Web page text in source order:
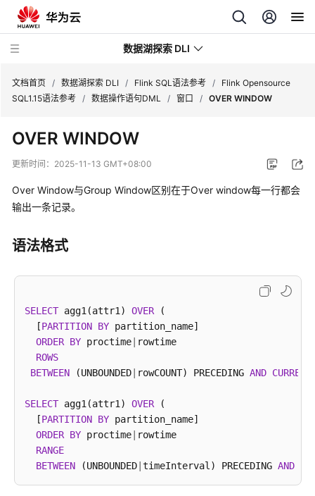
数据湖探索 DLI
新
动
服
公
告
介
费
明
门
文档首页 / 数据湖探索 DLI / Flink SQL语法参考 /
Flink Opensource
SQL1.15语法参考 / 数据操作语句DML / 窗口 / OVER WINDOW
OVER WINDOW
更新时间： 2025-11-13 GMT+08:00
Over Window与Group Window区别在于Over window每一行都会
输出一条记录。
语法格式
SELECT agg1(attr1) OVER (
  [
PARTITION BY partition_name]
ORDER BY proctime
rowtime
ROWS
BETWEEN (UNBOUNDED rowCOUNT) PRECEDING AND CURRENT
SELECT agg1(attr1) OVER (
  [
PARTITION BY partition_name]
ORDER BY proctime
rowtime
RANGE
BETWEEN (UNBOUNDED timeInterval) PRECEDING AND